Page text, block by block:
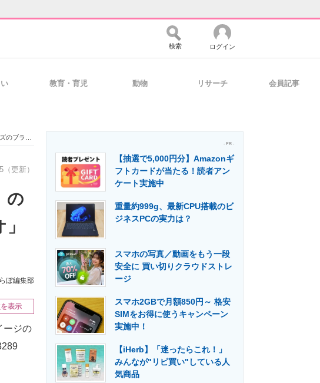
経営リーダーのコミュニティ マーケ×ITの今がよく分かる
製造業のIT導入・活用を支援
エネルギーの専門メディア 建設×テクノロジーの最前線
検索 ログイン
教育・育児 動物 リサーチ 会員記事
ック発売
更新）
の
ぼ編集部
を表示
ージの
- PR -
【抽選で5,000円分】Amazonギ
フトカードが当たる！読者アン
ケート実施中
重量約999g、最新CPU搭載のビ
ジネスPCの実力は？
スマホの写真／動画をもう一段
安全に 買い切りクラウドストレ
ージ
スマホ2GBで月額850円～ 格安
SIMをお得に使うキャンペーン
実施中！
【iHerb】「迷ったらこれ！」
みんなが"リピ買い"している人
気商品